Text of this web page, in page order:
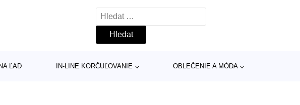
Vyhledávání
ĽAD IN-LINE KORČUĽOVANIE OBLEČENIE A MÓDA